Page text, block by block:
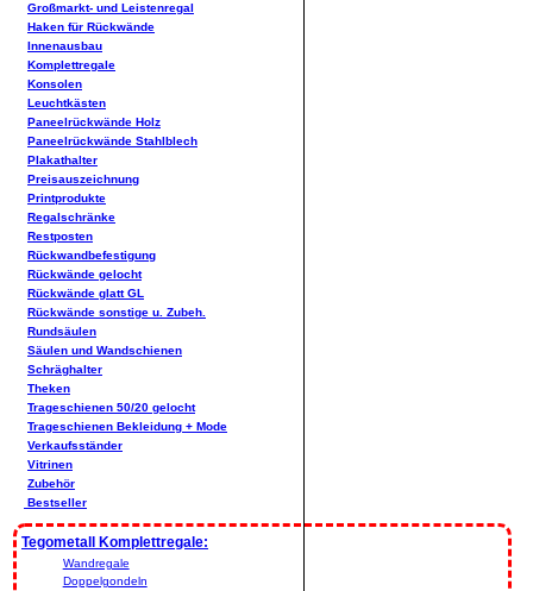
Großmarkt- und Leistenregal
Haken für Rückwände
Innenausbau
Komplettregale
Konsolen
Leuchtkästen
Paneelrückwände Holz
Paneelrückwände Stahlblech
Plakathalter
Preisauszeichnung
Printprodukte
Regalschränke
Restposten
Rückwandbefestigung
Rückwände gelocht
Rückwände glatt GL
Rückwände sonstige u. Zubeh.
Rundsäulen
Säulen und Wandschienen
Schräghalter
Theken
Trageschienen 50/20 gelocht
Trageschienen Bekleidung + Mode
Verkaufsständer
Vitrinen
Zubehör
Bestseller
Tegometall Komplettregale:
Wandregale
Doppelgondeln